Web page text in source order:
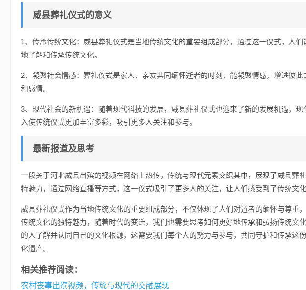
威县葬礼仪式的意义
1、传承传统文化：威县葬礼仪式是当地传统文化的重要组成部分，通过这一仪式，人们
地了解和传承传统文化。
2、凝聚社会情感：葬礼仪式是家人、亲友共同缅怀逝者的时刻，能凝聚情感，增进彼此
和感情。
3、现代社会的新机遇：随着现代科技的发展，威县葬礼仪式也迎来了新的发展机遇，现
入使传统仪式更加丰富多彩，吸引更多人关注和参与。
最新报道及思考
一段关于河北威县出殡的视频在网络上热传，传统与现代元素交织其中，展现了威县葬
特魅力，通过网络直播等方式，这一仪式吸引了更多人的关注，让人们感受到了传统文
威县葬礼仪式作为当地传统文化的重要组成部分，不仅体现了人们对逝者的缅怀与尊重
传统文化的独特魅力，随着时代的变迁，我们也需要思考如何更好地传承和弘扬传统文
的人了解并认同自己的文化根源，这需要我们每个人的努力与参与，共同守护和传承这
化遗产。
相关推荐阅读：
农村丧事出殡视频，传统与现代的交融展现